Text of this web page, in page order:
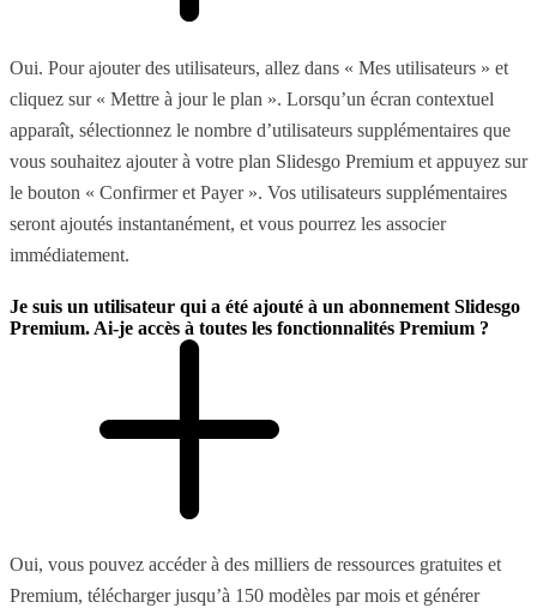
Oui. Pour ajouter des utilisateurs, allez dans « Mes utilisateurs » et
cliquez sur « Mettre à jour le plan ». Lorsqu’un écran contextuel
apparaît, sélectionnez le nombre d’utilisateurs supplémentaires que
vous souhaitez ajouter à votre plan Slidesgo Premium et appuyez sur
le bouton « Confirmer et Payer ». Vos utilisateurs supplémentaires
seront ajoutés instantanément, et vous pourrez les associer
immédiatement.
Je suis un utilisateur qui a été ajouté à un abonnement Slidesgo
Premium. Ai-je accès à toutes les fonctionnalités Premium ?
Oui, vous pouvez accéder à des milliers de ressources gratuites et
Premium, télécharger jusqu’à 150 modèles par mois et générer